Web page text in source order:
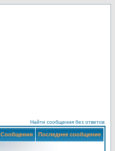
Найти сообщения без ответов
Сообщения Последнее сообщение